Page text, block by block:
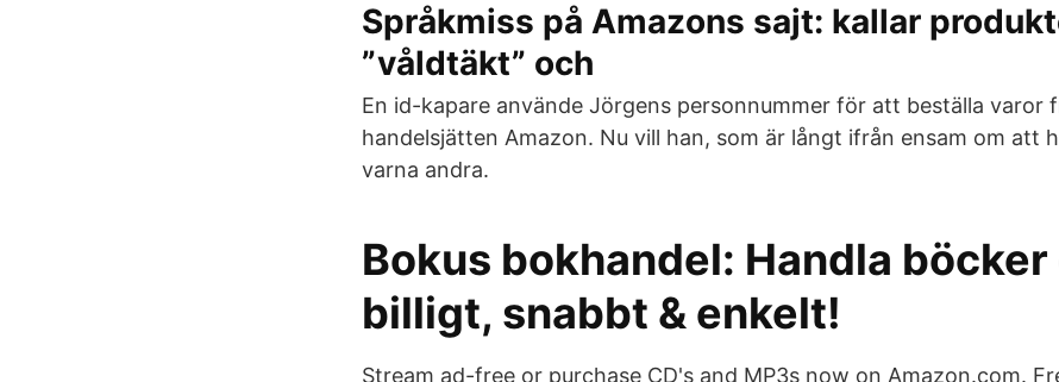
Språkmiss på Amazons sajt: kallar
”våldtäkt” och
En id-kapare använde Jörgens personnummer för att beställa varor
handelsjätten Amazon. Nu vill han, som är långt ifrån ensam om att
varna andra.
Bokus bokhandel: Handla
billigt, snabbt & enkelt!
Stream ad-free or purchase CD's and MP3s now on Amazon.com.